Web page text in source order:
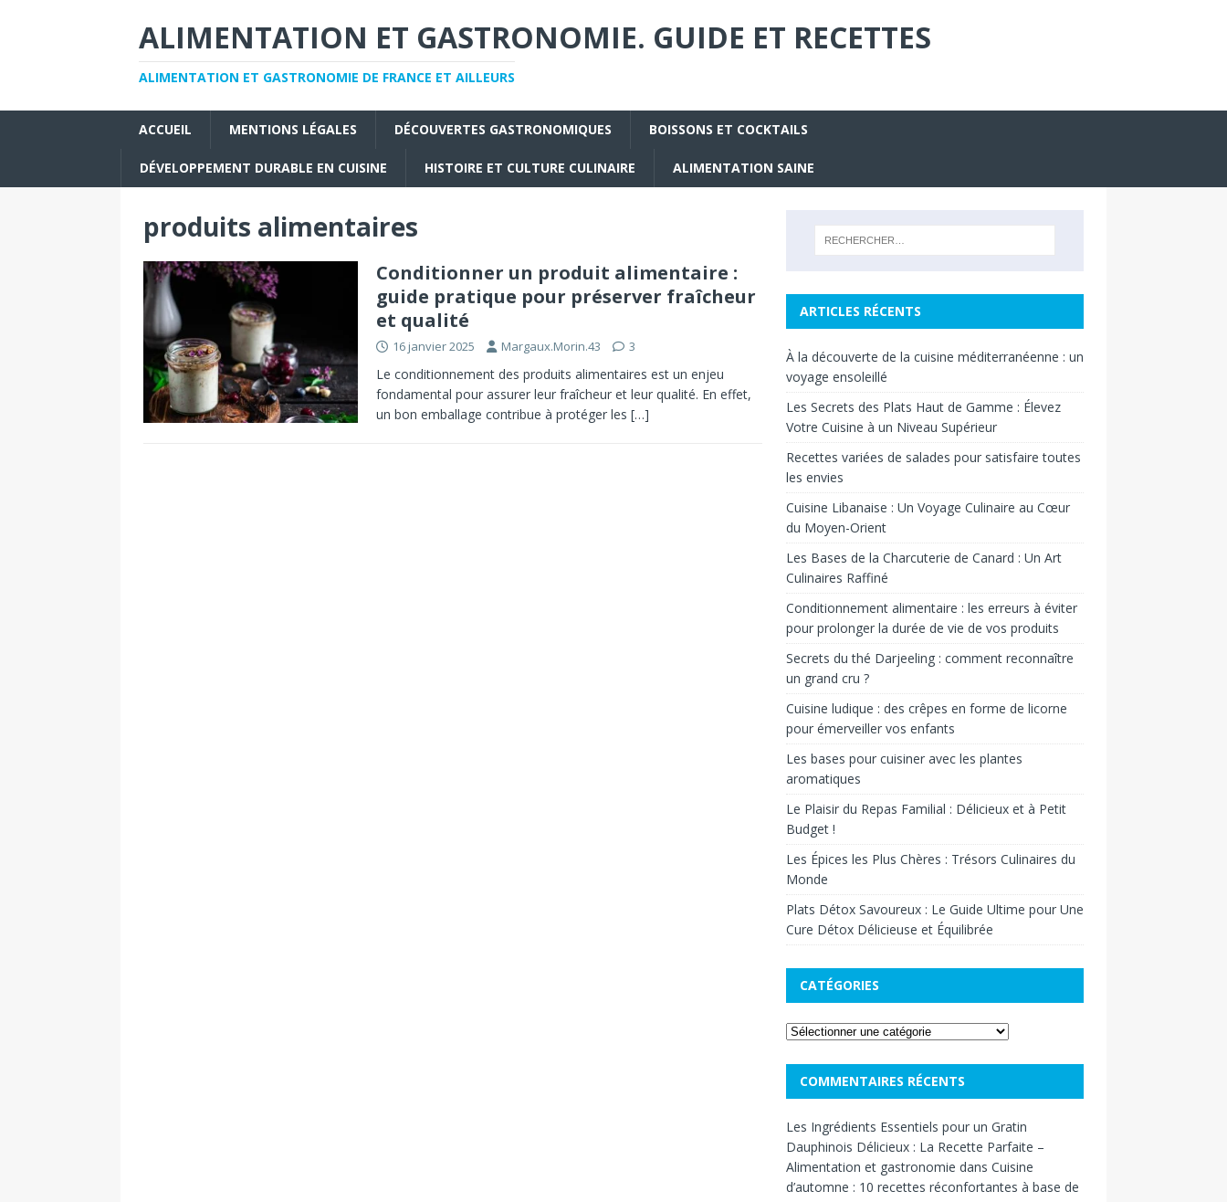
ALIMENTATION ET GASTRONOMIE. GUIDE ET RECETTES
ALIMENTATION ET GASTRONOMIE DE FRANCE ET AILLEURS
ACCUEIL MENTIONS LÉGALES DÉCOUVERTES GASTRONOMIQUES BOISSONS ET COCKTAILS
DÉVELOPPEMENT DURABLE EN CUISINE HISTOIRE ET CULTURE CULINAIRE ALIMENTATION SAINE
produits alimentaires
Conditionner un produit alimentaire :
guide pratique pour préserver fraîcheur
et qualité
16 janvier 2025 Margaux.Morin.43 3
Le conditionnement des produits alimentaires est un enjeu
fondamental pour assurer leur fraîcheur et leur qualité. En effet,
un bon emballage contribue à protéger les […]
ARTICLES RÉCENTS
À la découverte de la cuisine méditerranéenne : un
voyage ensoleillé
Les Secrets des Plats Haut de Gamme : Élevez
Votre Cuisine à un Niveau Supérieur
Recettes variées de salades pour satisfaire toutes
les envies
Cuisine Libanaise : Un Voyage Culinaire au Cœur
du Moyen-Orient
Les Bases de la Charcuterie de Canard : Un Art
Culinaires Raffiné
Conditionnement alimentaire : les erreurs à éviter
pour prolonger la durée de vie de vos produits
Secrets du thé Darjeeling : comment reconnaître
un grand cru ?
Cuisine ludique : des crêpes en forme de licorne
pour émerveiller vos enfants
Les bases pour cuisiner avec les plantes
aromatiques
Le Plaisir du Repas Familial : Délicieux et à Petit
Budget !
Les Épices les Plus Chères : Trésors Culinaires du
Monde
Plats Détox Savoureux : Le Guide Ultime pour Une
Cure Détox Délicieuse et Équilibrée
CATÉGORIES
COMMENTAIRES RÉCENTS
Les Ingrédients Essentiels pour un Gratin
Dauphinois Délicieux : La Recette Parfaite –
Alimentation et gastronomie dans Cuisine
d’automne : 10 recettes réconfortantes à base de